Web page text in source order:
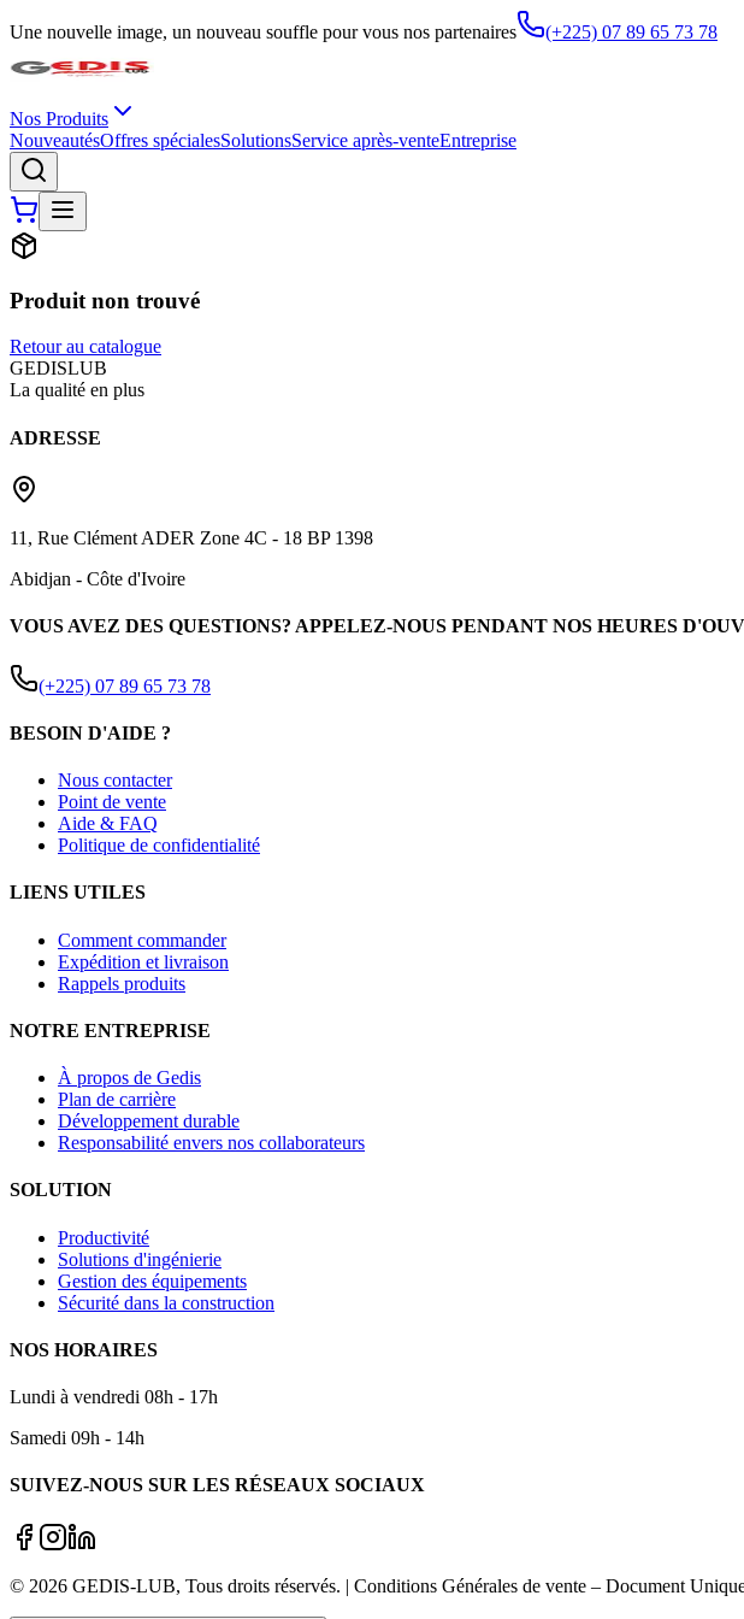
Une nouvelle image, un nouveau souffle pour vous nos partenaires (+225) 07 89 65 73 78
Nos Produits
NouveautésOffres spécialesSolutionsService après-venteEntreprise
Produit non trouvé
Retour au catalogue
GEDISLUB
La qualité en plus
ADRESSE
11, Rue Clément ADER Zone 4C - 18 BP 1398
Abidjan - Côte d'Ivoire
VOUS AVEZ DES QUESTIONS? APPELEZ-NOUS PENDANT NOS HEURES
(+225) 07 89 65 73 78
BESOIN D'AIDE ?
Nous contacter
Point de vente
Aide & FAQ
Politique de confidentialité
LIENS UTILES
Comment commander
Expédition et livraison
Rappels produits
NOTRE ENTREPRISE
À propos de Gedis
Plan de carrière
Développement durable
Responsabilité envers nos collaborateurs
SOLUTION
Productivité
Solutions d'ingénierie
Gestion des équipements
Sécurité dans la construction
NOS HORAIRES
Lundi à vendredi 08h - 17h
Samedi 09h - 14h
SUIVEZ-NOUS SUR LES RÉSEAUX SOCIAUX
© 2026 GEDIS-LUB, Tous droits réservés. | Conditions Générales de vente – Document